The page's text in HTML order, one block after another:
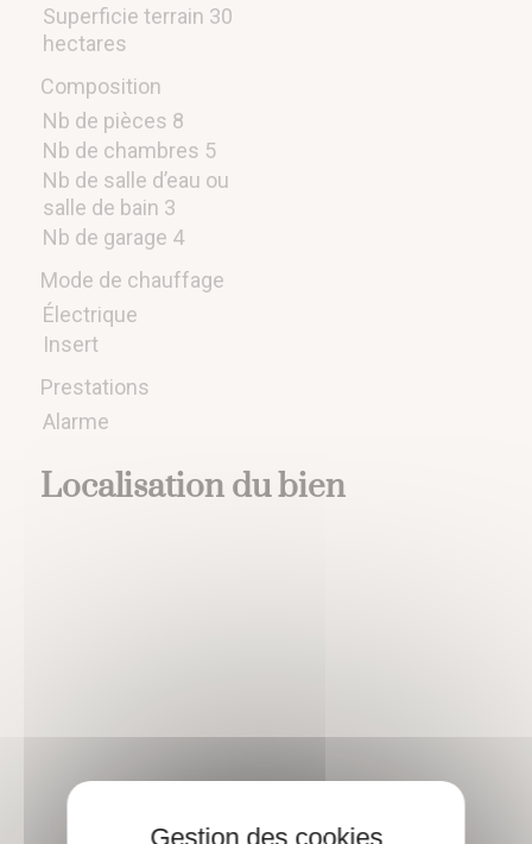
Superficie terrain 30
hectares
Composition
Nb de pièces 8
Nb de chambres 5
Nb de salle d’eau ou
salle de bain 3
Nb de garage 4
Mode de chauffage
Électrique
Insert
Prestations
Alarme
Localisation du bien